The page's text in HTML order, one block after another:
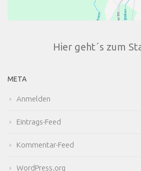
Hier geht´s zum
META
Anmelden
Eintrags-Feed
Kommentar-Feed
WordPress.org